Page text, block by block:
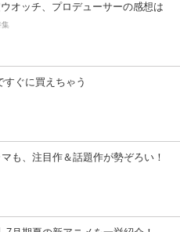
ウオッチ、プロデューサーの感想は
集
すぐに買えちゃう
も、注目作＆話題作が勢ぞろい！